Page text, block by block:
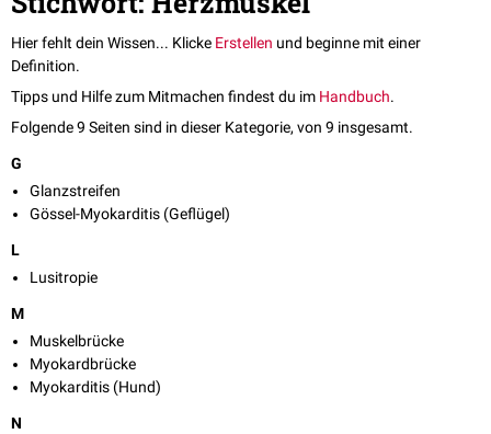
Hier fehlt dein Wissen... Klicke Erstellen und beginne mit einer
Definition.
Tipps und Hilfe zum Mitmachen findest du im Handbuch.
Folgende 9 Seiten sind in dieser Kategorie, von 9 insgesamt.
G
Glanzstreifen
Gössel-Myokarditis (Geflügel)
L
Lusitropie
M
Muskelbrücke
Myokardbrücke
Myokarditis (Hund)
N